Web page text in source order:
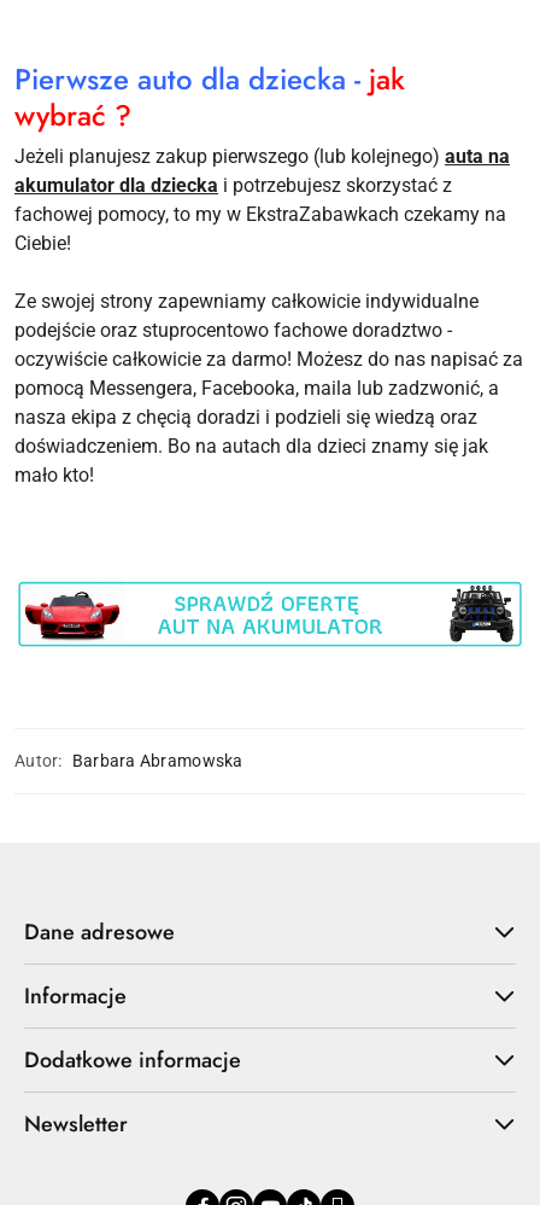
Pierwsze auto dla dziecka - jak
wybrać ?
Jeżeli planujesz zakup pierwszego (lub kolejnego) auta na
akumulator dla dziecka i potrzebujesz skorzystać z
fachowej pomocy, to my w EkstraZabawkach czekamy na
Ciebie!
Ze swojej strony zapewniamy całkowicie indywidualne
podejście oraz stuprocentowo fachowe doradztwo -
oczywiście całkowicie za darmo! Możesz do nas napisać za
pomocą Messengera, Facebooka, maila lub zadzwonić, a
nasza ekipa z chęcią doradzi i podzieli się wiedzą oraz
doświadczeniem. Bo na autach dla dzieci znamy się jak
mało kto!
Autor: Barbara Abramowska
Dane adresowe
Informacje
Dodatkowe informacje
Newsletter